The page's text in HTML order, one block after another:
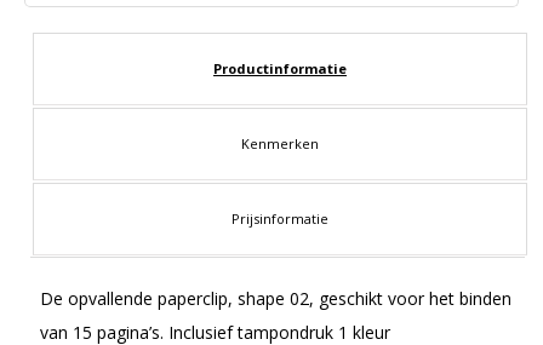
Productinformatie
Kenmerken
Prijsinformatie
De opvallende paperclip, shape 02, geschikt voor het binden
van 15 pagina’s. Inclusief tampondruk 1 kleur